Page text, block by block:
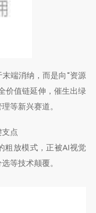
端消纳，而是向“资源
值链延伸，催生出绿
等新兴赛道。
点
粗放模式，正被AI视觉
等技术颠覆。